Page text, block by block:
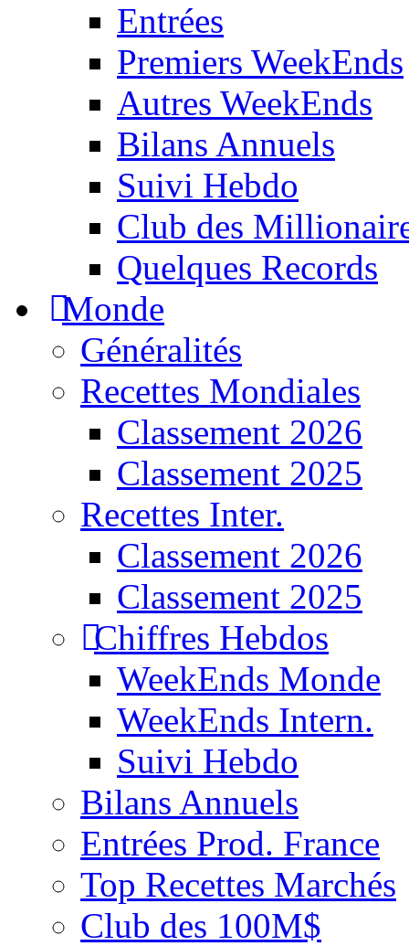
Entrées
Premiers WeekEnds
Autres WeekEnds
Bilans Annuels
Suivi Hebdo
Club des
Quelques Records
Monde
Généralités
Recettes Mondiales
Classement 2026
Classement 2025
Recettes Inter.
Classement 2026
Classement 2025
Chiffres Hebdos
WeekEnds Monde
WeekEnds Intern.
Suivi Hebdo
Bilans Annuels
Entrées Prod. France
Top Recettes Marchés
Club des 100M$